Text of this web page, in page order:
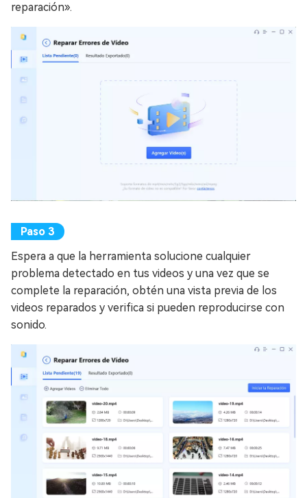
reparación».
Espera a que la herramienta solucione cualquier
problema detectado en tus videos y una vez que se
complete la reparación, obtén una vista previa de los
videos reparados y verifica si pueden reproducirse con
sonido.